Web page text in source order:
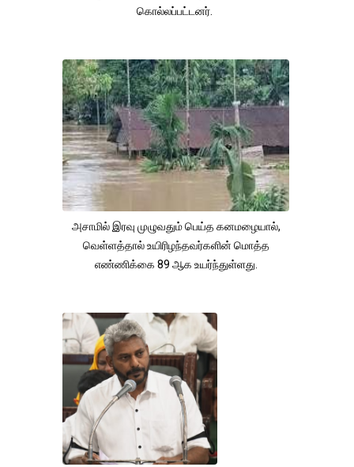
கொல்லப்பட்டனர்.
அசாமில் இரவு முழுவதும் பெய்த கனமழையால்,
வெள்ளத்தால் உயிரிழந்தவர்களின் மொத்த
எண்ணிக்கை 89 ஆக உயர்ந்துள்ளது.